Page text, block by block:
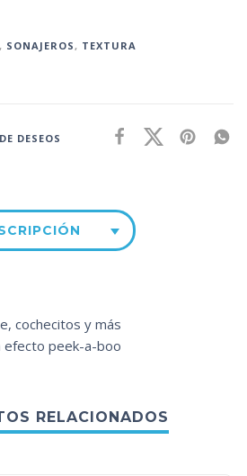
, SONAJEROS, TEXTURA
DESEOS
cochecitos y más
efecto peek-a-boo
RELACIONADOS